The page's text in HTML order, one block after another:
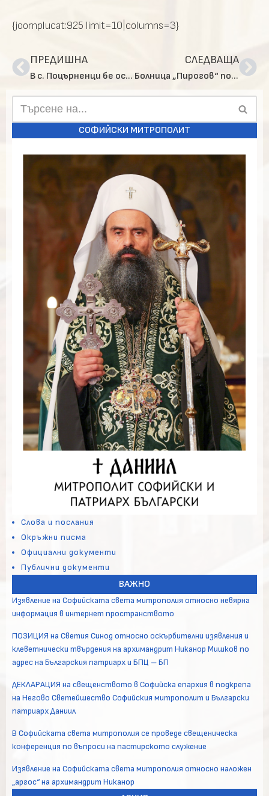
{joomplucat:925 limit=10|columns=3}
ПРЕДИШНА
В с. Поцърненци бе осветен нов храм
СЛЕДВАЩА
Болница „Пирогов“ получи дарение от Софийска св. митрополия
СОФИЙСКИ МИТРОПОЛИТ
Слова и послания
Окръжни писма
Официални документи
Публични документи
ВАЖНО
Изявление на Софийската света митрополия относно невярна
информация в интернет пространството
ПОЗИЦИЯ на Светия Синод относно оскърбителни изявления и
клеветнически твърдения на архимандрит Никанор Мишков по
адрес на Българския патриарх и БПЦ – БП
ДЕКЛАРАЦИЯ на свещенството в Софийска епархия в подкрепа
на Негово Светейшество Софийския митрополит и Български
патриарх Даниил
В Софийската света митрополия се проведе свещеническа
конференция по въпроси на пастирското служение
Изявление на Софийската света митрополия относно наложен
„аргос“ на архимандрит Никанор